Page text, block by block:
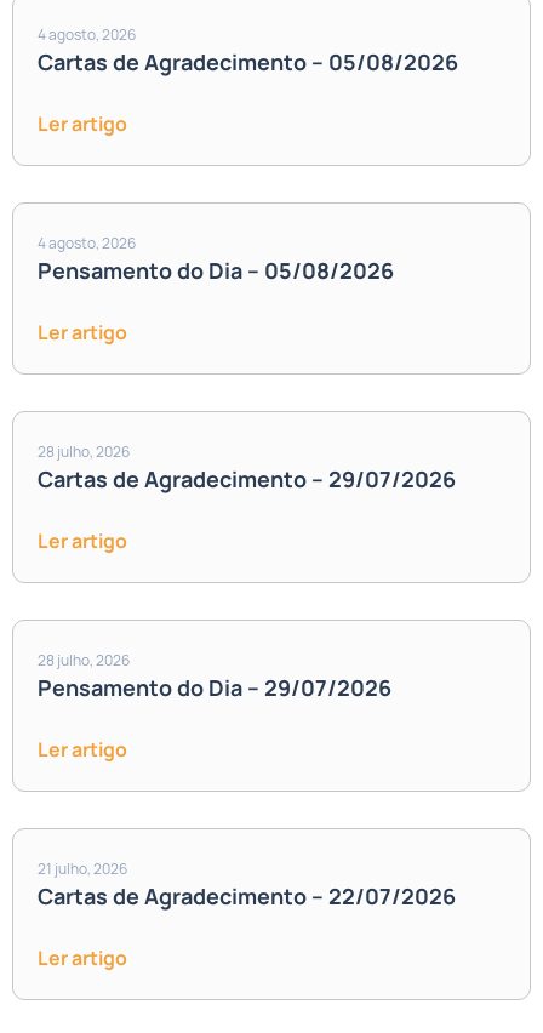
4 agosto, 2026
Cartas de Agradecimento – 05/08/2026
Ler artigo
4 agosto, 2026
Pensamento do Dia – 05/08/2026
Ler artigo
28 julho, 2026
Cartas de Agradecimento – 29/07/2026
Ler artigo
28 julho, 2026
Pensamento do Dia – 29/07/2026
Ler artigo
21 julho, 2026
Cartas de Agradecimento – 22/07/2026
Ler artigo